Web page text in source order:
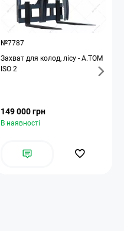
№7787
Захват для колод, лісу - А.ТОМ
ISO 2
149 000 грн
В наявності